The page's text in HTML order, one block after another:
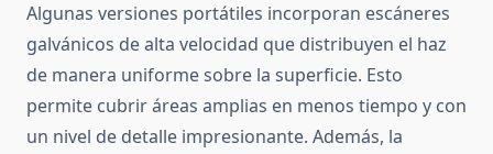
Algunas versiones portátiles incorporan escáneres
galvánicos de alta velocidad que distribuyen el haz
de manera uniforme sobre la superficie. Esto
permite cubrir áreas amplias en menos tiempo y con
un nivel de detalle impresionante. Además, la